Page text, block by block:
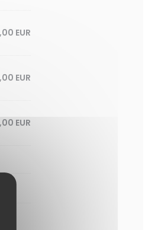
EUR
EUR
EUR